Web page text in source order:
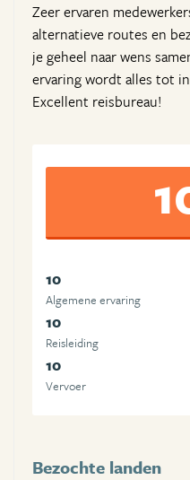
Zeer ervaren
alternatieve routes en
je geheel naar wens
ervaring wordt alles tot
Excellent reisbureau!
10
Algemene ervaring
10
Reisleiding
10
Vervoer
Bezochte landen